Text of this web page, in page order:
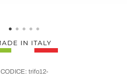
CODICE: trifo12-